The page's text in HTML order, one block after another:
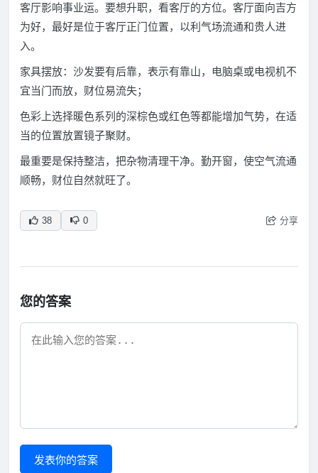
客厅影响事业运。要想升职，看客厅的方位。客厅面向吉方
为好，最好是位于客厅正门位置，以利气场流通和贵人进
入。
家具摆放：沙发要有后靠，表示有靠山，电脑桌或电视机不
宜当门而放，财位易流失；
色彩上选择暖色系列的深棕色或红色等都能增加气势，在适
当的位置放置镜子聚财。
最重要是保持整洁，把杂物清理干净。勤开窗，使空气流通
顺畅，财位自然就旺了。
38 0 分享
您的答案
发表你的答案